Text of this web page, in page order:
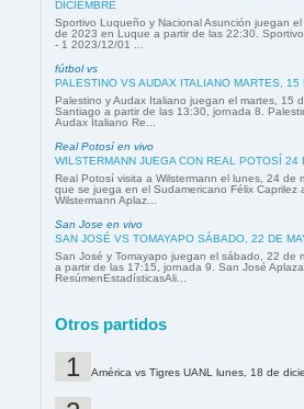
DICIEMBRE
Sportivo Luqueño y Nacional Asunción juegan
de 2023 en Luque a partir de las 22:30.
- 1 2023/12/01 ...
fútbol vs
PALESTINO VS AUDAX ITALIANO MARTES, 15
Palestino y Audax Italiano juegan el martes, 15
Santiago a partir de las 13:30, jornada 8.
Audax Italiano Re...
Real Potosí en vivo
WILSTERMANN JUEGA CON REAL POTOSÍ 24
Real Potosí visita a Wilstermann el lunes, 24 de
que se juega en el Sudamericano Félix Caprilez
Wilstermann Aplaz...
San Jose en vivo
SAN JOSÉ VS TOMAYAPO SÁBADO, 22 DE
San José y Tomayapo juegan el sábado, 22 de
a partir de las 17:15, jornada 9. San José
ResúmenEstadísticasAli...
Otros partidos
América vs Tigres UANL lunes, 18 de